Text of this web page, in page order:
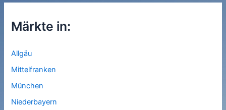
Märkte in:
Allgäu
Mittelfranken
München
Niederbayern